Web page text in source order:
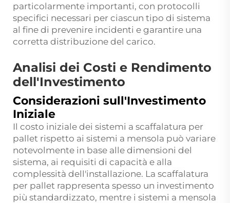
particolarmente importanti, con protocolli
specifici necessari per ciascun tipo di sistema
al fine di prevenire incidenti e garantire una
corretta distribuzione del carico.
Analisi dei Costi e Rendimento
dell'Investimento
Considerazioni sull'Investimento
Iniziale
Il costo iniziale dei sistemi a scaffalatura per
pallet rispetto ai sistemi a mensola può variare
notevolmente in base alle dimensioni del
sistema, ai requisiti di capacità e alla
complessità dell'installazione. La scaffalatura
per pallet rappresenta spesso un investimento
più standardizzato, mentre i sistemi a mensola